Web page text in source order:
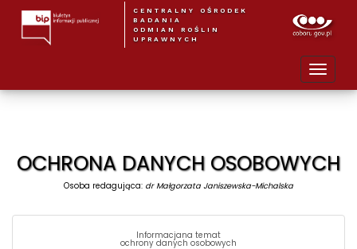
CENTRALNY OŚRODEK
BADANIA
ODMIAN ROŚLIN
UPRAWNYCH
OCHRONA DANYCH OSOBOWYCH
Osoba redagująca: dr Małgorzata Janiszewska-Michalska
Informacjana temat
ochrony danych osobowych